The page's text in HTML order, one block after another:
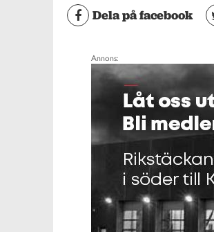
Dela på facebook
Annons: